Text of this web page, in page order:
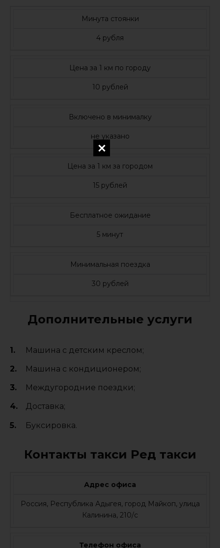
Минута стоянки
4 рубля
Цена за 1 км по городу
10 рублей
Включено в минималку
не указано
Цена за 1 км за городом
15 рублей
Бесплатное ожидание
5 минут
Минимальная поездка
30 рублей
Дополнительные услуги
Машина с детским креслом;
Машина с кондиционером;
Междугородние поездки;
Доставка;
Буксировка.
Контакты такси Ред такси
Адрес офиса
Россия, Республика Адыгея, город Майкоп, улица
Калинина, 210/с
Телефон офиса